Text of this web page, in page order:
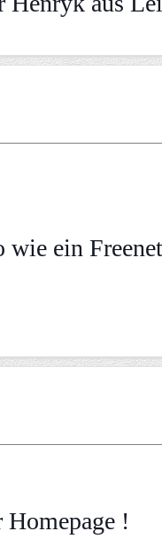
wie ein
!